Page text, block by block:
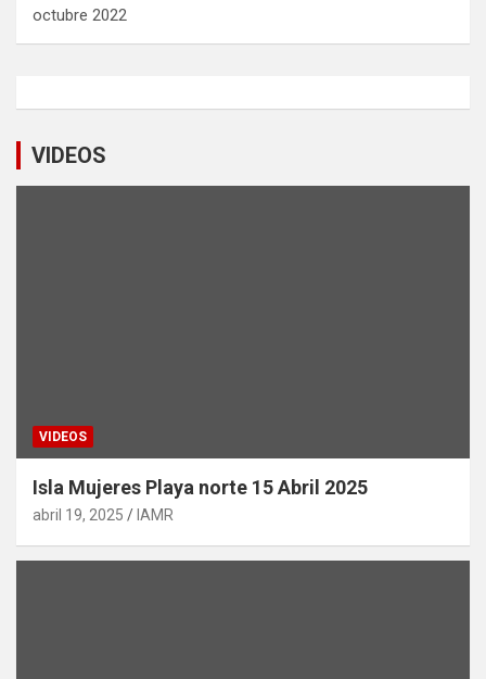
octubre 2022
VIDEOS
VIDEOS
Isla Mujeres Playa norte 15 Abril 2025
abril 19, 2025 IAMR